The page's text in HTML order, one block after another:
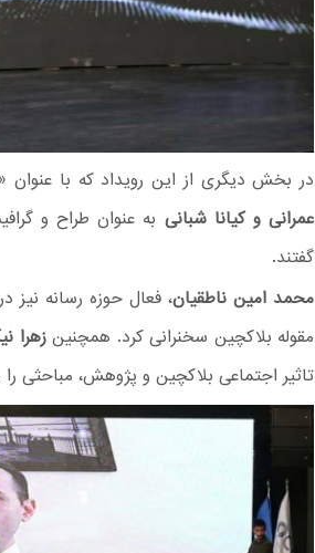
در بخش دیگری از این رویداد که با عنوان
عمرانی و کیانا شبانی به عنوان طراح و
گفتند.
محمد امین ناطقیان، فعال حوزه رسانه نیز
مقوله بلاکچین سخنرانی کرد. همچنینزهرا
تاثیر اجتماعی بلاکچین و پژوهش، مباحثی